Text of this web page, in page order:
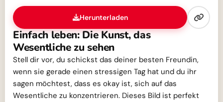
Herunterladen
Einfach leben: Die Kunst, das
Wesentliche zu sehen
Stell dir vor, du schickst das deiner besten Freundin,
wenn sie gerade einen stressigen Tag hat und du ihr
sagen möchtest, dass es okay ist, sich auf das
Wesentliche zu konzentrieren. Dieses Bild ist perfekt